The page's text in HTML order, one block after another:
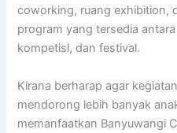
coworking, ruang exhibition,
program yang tersedia
kompetisi, dan festival.
Kirana berharap agar
mendorong lebih banyak
memanfaatkan Banyuwangi